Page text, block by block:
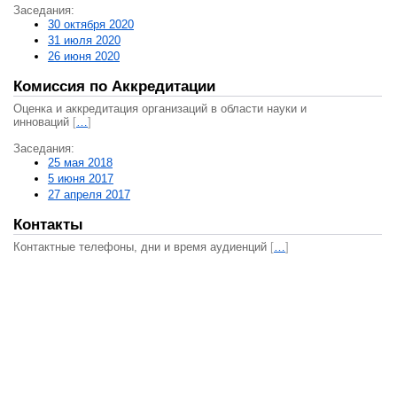
Заседания:
30 октября 2020
31 июля 2020
26 июня 2020
Комиссия по Аккредитации
Оценка и аккредитация организаций в области науки и
инноваций […]
Заседания:
25 мая 2018
5 июня 2017
27 апреля 2017
Контакты
Контактные телефоны, дни и время аудиенций […]